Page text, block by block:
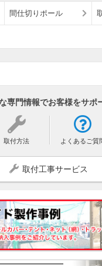
間仕切りポール
専門情報でお客様をサポ
取付方法 よくあるご質
取付工事サービス